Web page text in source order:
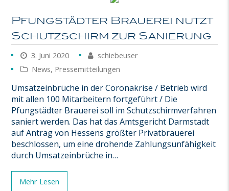
Pfungstädter Brauerei nutzt
Schutzschirm zur Sanierung
3. Juni 2020
schiebeuser
News, Pressemitteilungen
Umsatzeinbrüche in der Coronakrise / Betrieb wird
mit allen 100 Mitarbeitern fortgeführt / Die
Pfungstädter Brauerei soll im Schutzschirmverfahren
saniert werden. Das hat das Amtsgericht Darmstadt
auf Antrag von Hessens größter Privatbrauerei
beschlossen, um eine drohende Zahlungsunfähigkeit
durch Umsatzeinbrüche in…
Mehr Lesen